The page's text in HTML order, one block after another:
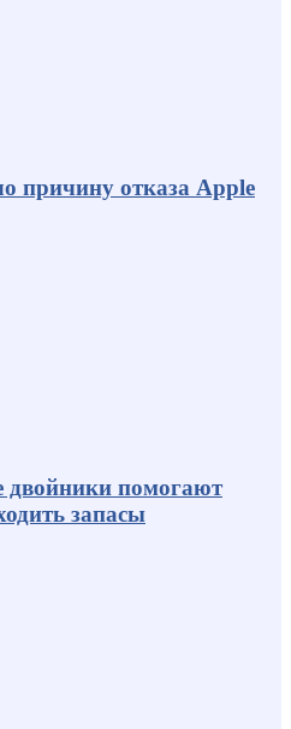
причину отказа Apple
двойники помогают
запасы